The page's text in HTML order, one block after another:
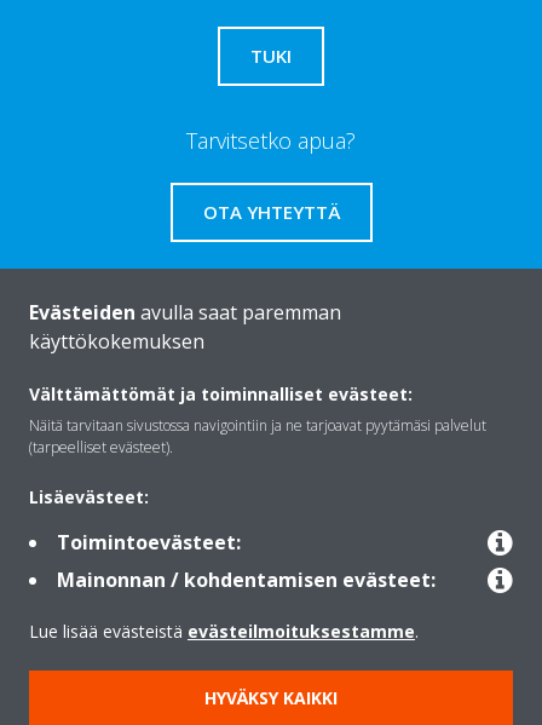
TUKI
Tarvitsetko apua?
OTA YHTEYTTÄ
Daikinista
Ratkaisut
Yhteystiedot
Lämpöpumput
Evästeiden avulla saat paremman
käyttökokemuksen
Välttämättömät ja toiminnalliset evästeet:
Näitä tarvitaan sivustossa navigointiin ja ne tarjoavat pyytämäsi palvelut
(tarpeelliset evästeet).
Lisäevästeet:
Toimintoevästeet:
Mainonnan / kohdentamisen evästeet:
Lue lisää evästeistä evästeilmoituksestamme.
HYVÄKSY KAIKKI